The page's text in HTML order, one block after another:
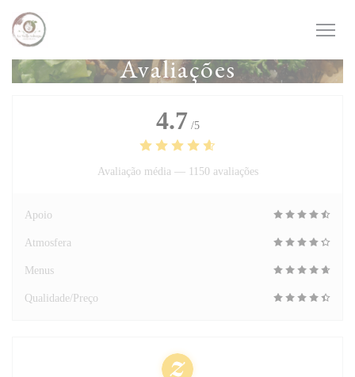
Painel de Gerenciamento de Cookies
Avaliações
4.7 /5
Avaliação média — 1150 avaliações
Apoio
Atmosfera
Menus
Qualidade/Preço